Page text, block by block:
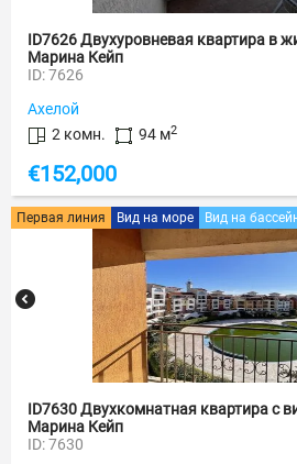
ID7626 Двухуровневая квартира в
Марина Кейп
ID: 7626
Ахелой
2 комн.
94 м2
€152,000
Первая линия Вид на море Вид на
ID7630 Двухкомнатная квартира с
Марина Кейп
ID: 7630